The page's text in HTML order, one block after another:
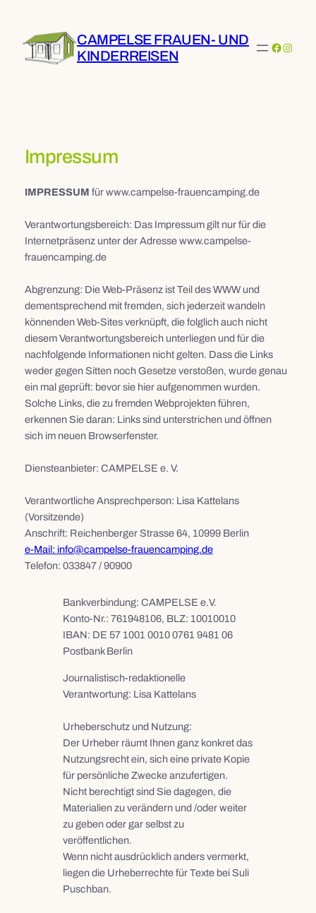
springen
CAMPELSE FRAUEN- UND
KINDERREISEN
Impressum
IMPRESSUM für www.campelse-frauencamping.de
Verantwortungsbereich: Das Impressum gilt nur für die
Internetpräsenz unter der Adresse www.campelse-
frauencamping.de
Abgrenzung: Die Web-Präsenz ist Teil des WWW und
dementsprechend mit fremden, sich jederzeit wandeln
könnenden Web-Sites verknüpft, die folglich auch nicht
diesem Verantwortungsbereich unterliegen und für die
nachfolgende Informationen nicht gelten. Dass die Links
weder gegen Sitten noch Gesetze verstoßen, wurde genau
ein mal geprüft: bevor sie hier aufgenommen wurden.
Solche Links, die zu fremden Webprojekten führen,
erkennen Sie daran: Links sind unterstrichen und öffnen
sich im neuen Browserfenster.
Diensteanbieter: CAMPELSE e. V.
Verantwortliche Ansprechperson: Lisa Kattelans
(Vorsitzende)
Anschrift: Reichenberger Strasse 64, 10999 Berlin
e-Mail: info@campelse-frauencamping.de
Telefon: 033847 / 90900
Bankverbindung: CAMPELSE e.V.
Konto-Nr.: 761948106, BLZ: 10010010
IBAN: DE 57 1001 0010 0761 9481 06
Postbank Berlin
Journalistisch-redaktionelle
Verantwortung: Lisa Kattelans
Urheberschutz und Nutzung:
Der Urheber räumt Ihnen ganz konkret das
Nutzungsrecht ein, sich eine private Kopie
für persönliche Zwecke anzufertigen.
Nicht berechtigt sind Sie dagegen, die
Materialien zu verändern und /oder weiter
zu geben oder gar selbst zu
veröffentlichen.
Wenn nicht ausdrücklich anders vermerkt,
liegen die Urheberrechte für Texte bei Suli
Puschban.